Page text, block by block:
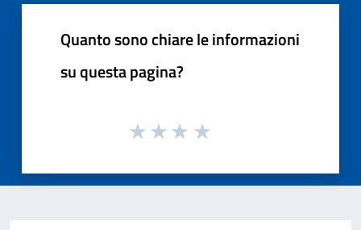
Quanto sono chiare le informazioni
su questa pagina?